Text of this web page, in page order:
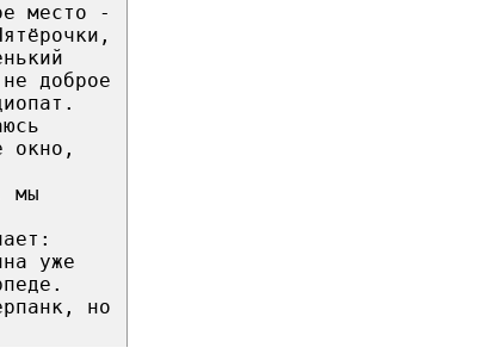
место -
доброе
окно,
мы
уже
но